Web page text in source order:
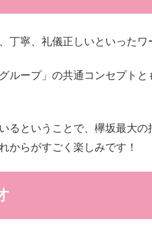
丁寧、礼儀正しいといったワ
ループ」の共通コンセプト
るということで、欅坂最大
からがすごく楽しみです！